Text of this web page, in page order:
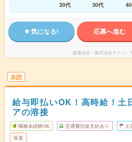
20代
30代
気になる! 応募へ進む
派遣会社 株式会社テクノ・
未読
給与即払いOK！高時給！土
アの溶接
職種未経験OK 交通費別途支給あり 土
派遣